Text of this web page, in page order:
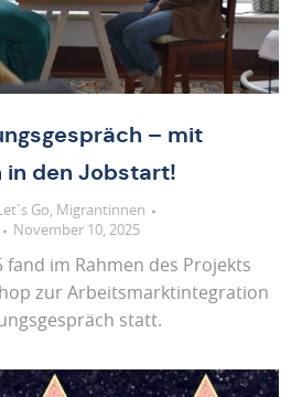
– mit
den Jobstart!
Go, Migrantinnen
November 10, 2025
fand im Rahmen des Projekts
zur Arbeitsmarktintegration
statt.